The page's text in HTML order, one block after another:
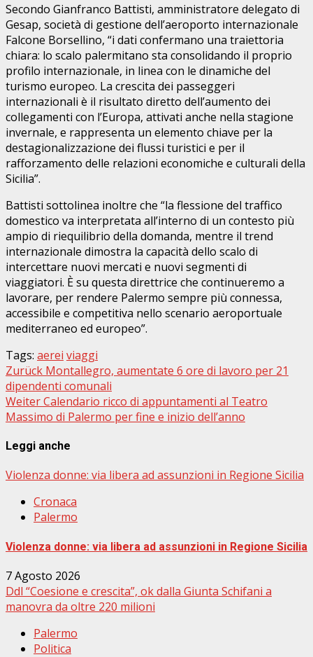
Secondo Gianfranco Battisti, amministratore delegato di
Gesap, società di gestione dell’aeroporto internazionale
Falcone Borsellino, “i dati confermano una traiettoria
chiara: lo scalo palermitano sta consolidando il proprio
profilo internazionale, in linea con le dinamiche del
turismo europeo. La crescita dei passeggeri
internazionali è il risultato diretto dell’aumento dei
collegamenti con l’Europa, attivati anche nella stagione
invernale, e rappresenta un elemento chiave per la
destagionalizzazione dei flussi turistici e per il
rafforzamento delle relazioni economiche e culturali della
Sicilia”.
Battisti sottolinea inoltre che “la flessione del traffico
domestico va interpretata all’interno di un contesto più
ampio di riequilibrio della domanda, mentre il trend
internazionale dimostra la capacità dello scalo di
intercettare nuovi mercati e nuovi segmenti di
viaggiatori. È su questa direttrice che continueremo a
lavorare, per rendere Palermo sempre più connessa,
accessibile e competitiva nello scenario aeroportuale
mediterraneo ed europeo”.
Tags: aerei viaggi
Beitragsnavigation
Zurück Montallegro, aumentate 6 ore di lavoro per 21
dipendenti comunali
WeiterCalendario ricco di appuntamenti al Teatro
Massimo di Palermo per fine e inizio dell’anno
Leggi anche
Violenza donne: via libera ad assunzioni in Regione Sicilia
Cronaca
Palermo
Violenza donne: via libera ad assunzioni in Regione Sicilia
7 Agosto 2026
Ddl “Coesione e crescita”, ok dalla Giunta Schifani a
manovra da oltre 220 milioni
Palermo
Politica